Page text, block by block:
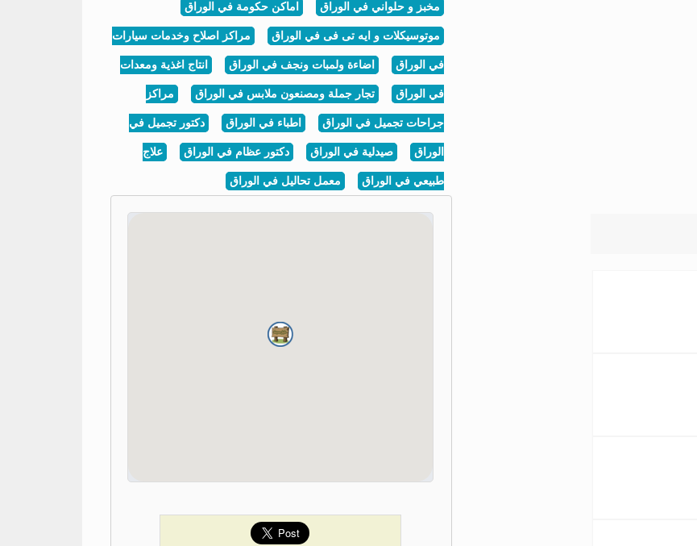
مخبز و حلواني في الوراق اماكن حكومة في الوراق
موتوسيكلات و ايه تى فى في الوراق مراكز اصلاح وخدمات سيارات
في الوراق اضاءة ولمبات ونجف في الوراق انتاج اغذية ومعدات
في الوراق تجار جملة ومصنعون ملابس في الوراق مراكز
جراحات تجميل في الوراق اطباء في الوراق دكتور تجميل في
الوراق صيدلية في الوراق دكتور عظام في الوراق علاج
طبيعي في الوراق معمل تحاليل في الوراق